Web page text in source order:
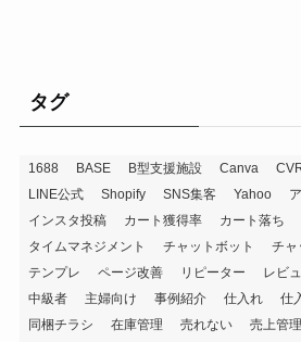
タグ
1688 BASE B型支援施設 Canva
LINE公式
Shopify SNS集客 Yahoo
インスタ投稿
カート獲得率 カート落ち
タイムマネジメント
チャットボット チャ
テンプレ
ページ改善 リピーター レビ
中級者
主婦向け 事例紹介 仕入れ 仕
同梱チラシ
在庫管理 売れない 売上管理